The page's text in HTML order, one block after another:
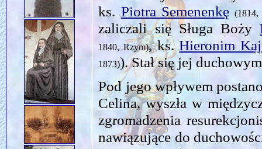
ks. Piotra Semenenkę (1814,
zaliczali się Sługa Boży
1840, Rzym), ks.Hieronim
1873)). Stał się jej
Pod jego wpływem
Celina, wyszła w
zgromadzenia
nawiązujące do